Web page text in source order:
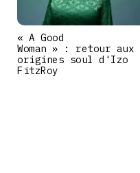
« A Good
Woman » : retour aux
origines soul d'Izo
FitzRoy